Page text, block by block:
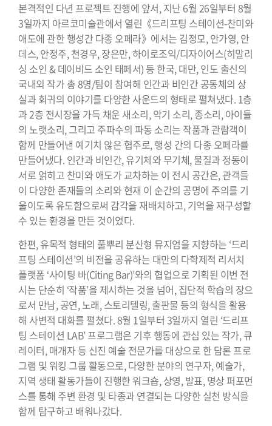
본격적인 다년 프로젝트 진행에 앞서, 지난 6월 26일부터 8월
3일까지 아르코미술관에서 열린《드리프팅 스테이션-찬미와
애도에 관한 행성간 다종 오페라》에서는 김정모, 안가영, 안
데스, 안정주, 천경우, 장은만, 하이로조익/디자이어스(히말리
싱 소인 & 데이비드 소인 태페서) 등 한국, 대만, 인도 출신의
국내외 작가 총 8명/팀이 참여해 인간과 비인간 공동체의 상
실과 회귀의 이야기를 다양한 사운드의 형태로 펼쳐냈다. 1층
과 2층 전시장을 가득 채운 새소리, 악기 소리, 종소리, 아이들
의 노랫소리, 그리고 주파수의 파동 소리는 작품과 관람객이
함께 만들어낸 예기치 않은 협주로, 행성 간의 다종 오페라를
만들어냈다. 인간과 비인간, 유기체와 무기체, 물질과 정동이
서로 얽히고 찬미와 애도가 교차하는 이 전시 공간은, 관객들
이 다양한 존재들의 소리와 현재 이 순간의 공명에 주의를 기
울이도록 유도함으로써 감각을 재배치하고, 기억을 재구성할
수 있는 환경을 만든 것이었다.
한편, 유목적 형태의 풀뿌리 분산형 뮤지엄을 지향하는 ‘드리
프팅 스테이션’의 비전을 공유하는 대만의 다학제적 리서치
플랫폼 ‘사이팅 바(Citing Bar)’와의 협업으로 기획된 이번 전
시는 단순히 ‘작품’을 제시하는 것을 넘어, 집단적 학습의 장으
로서 만남, 공연, 노래, 스토리텔링, 출판물 등의 형식을 활용
해 사변적 대화를 펼쳤다. 8월 1일부터 3일까지 열린 ‘드리프
팅 스테이션 LAB’ 프로그램은 기후 행동에 관심 있는 작가, 큐
레이터, 매개자 등 신진 예술 전문가를 대상으로 한 담론 프로
그램 및 워킹 그룹 활동으로, 다양한 분야의 연구자, 예술가,
지역 생태 활동가들이 진행한 워크숍, 상영, 발표, 명상 퍼포먼
스를 통해 주변 환경 및 타종과 연결되는 다양한 실천 방식을
함께 탐구하고 배워나갔다.